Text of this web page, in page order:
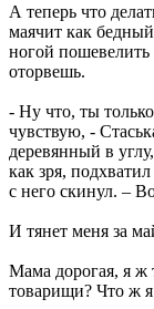
А теперь что
маячит как
ногой
оторвешь.
- Ну что, ты
чувствую, -
деревянный в
как зря,
с него скинул. –
И тянет меня за
Мама дорогая, я ж
товарищи? Что ж я